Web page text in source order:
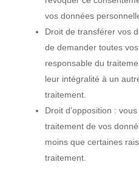
vos données
Droit de transférer vos
de demander toutes
responsable du
leur intégralité à un
traitement.
Droit d’opposition :
traitement de vos
moins que certaines
traitement.